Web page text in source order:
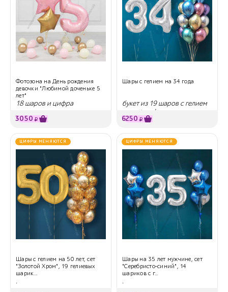
Фотозона на День рождения
девочки "Любимой доченьке 5
лет"
18 шаров и цифра
3050 ₽
Шары с гелием на 34 года
букет из 19 шаров с гелием
хром + цифры
6250 ₽
ЦИФРЫ МЕНЯЮТСЯ
Шары с гелием на 50 лет, сет
"Золотой Хром", 19 гелиевых
шарик...
.
ЦИФРЫ МЕНЯЮТСЯ
Шары на 35 лет мужчине, сет
"Серебристо-синий", 14
шариков с г...
.